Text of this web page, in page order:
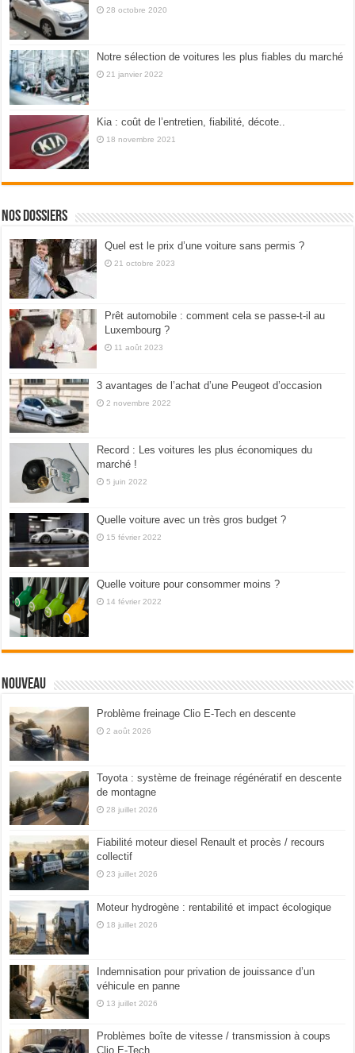
28 octobre 2020
Notre sélection de voitures les plus fiables du marché
21 janvier 2022
Kia : coût de l’entretien, fiabilité, décote..
18 novembre 2021
Nos dossiers
Quel est le prix d’une voiture sans permis ?
21 octobre 2023
Prêt automobile : comment cela se passe-t-il au
Luxembourg ?
11 août 2023
3 avantages de l’achat d’une Peugeot d’occasion
2 novembre 2022
Record : Les voitures les plus économiques du
marché !
5 juin 2022
Quelle voiture avec un très gros budget ?
15 février 2022
Quelle voiture pour consommer moins ?
14 février 2022
Nouveau
Problème freinage Clio E-Tech en descente
2 août 2026
Toyota : système de freinage régénératif en descente
de montagne
28 juillet 2026
Fiabilité moteur diesel Renault et procès / recours
collectif
23 juillet 2026
Moteur hydrogène : rentabilité et impact écologique
18 juillet 2026
Indemnisation pour privation de jouissance d’un
véhicule en panne
13 juillet 2026
Problèmes boîte de vitesse / transmission à coups
Clio E-Tech